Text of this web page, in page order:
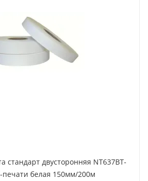
стандарт двусторонняя NT637BT-
печати белая 150мм/200м